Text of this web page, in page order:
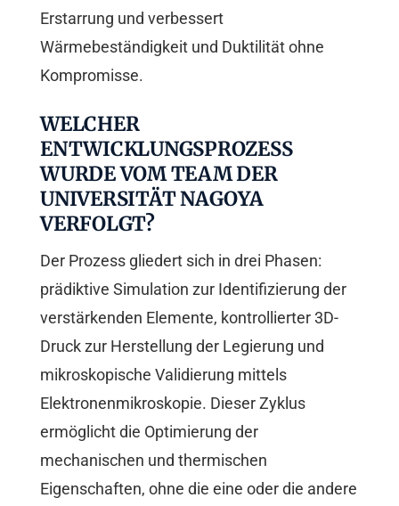
Erstarrung und verbessert
Wärmebeständigkeit und Duktilität ohne
Kompromisse.
WELCHER
ENTWICKLUNGSPROZESS
WURDE VOM TEAM DER
UNIVERSITÄT NAGOYA
VERFOLGT?
Der Prozess gliedert sich in drei Phasen:
prädiktive Simulation zur Identifizierung der
verstärkenden Elemente, kontrollierter 3D-
Druck zur Herstellung der Legierung und
mikroskopische Validierung mittels
Elektronenmikroskopie. Dieser Zyklus
ermöglicht die Optimierung der
mechanischen und thermischen
Eigenschaften, ohne die eine oder die andere